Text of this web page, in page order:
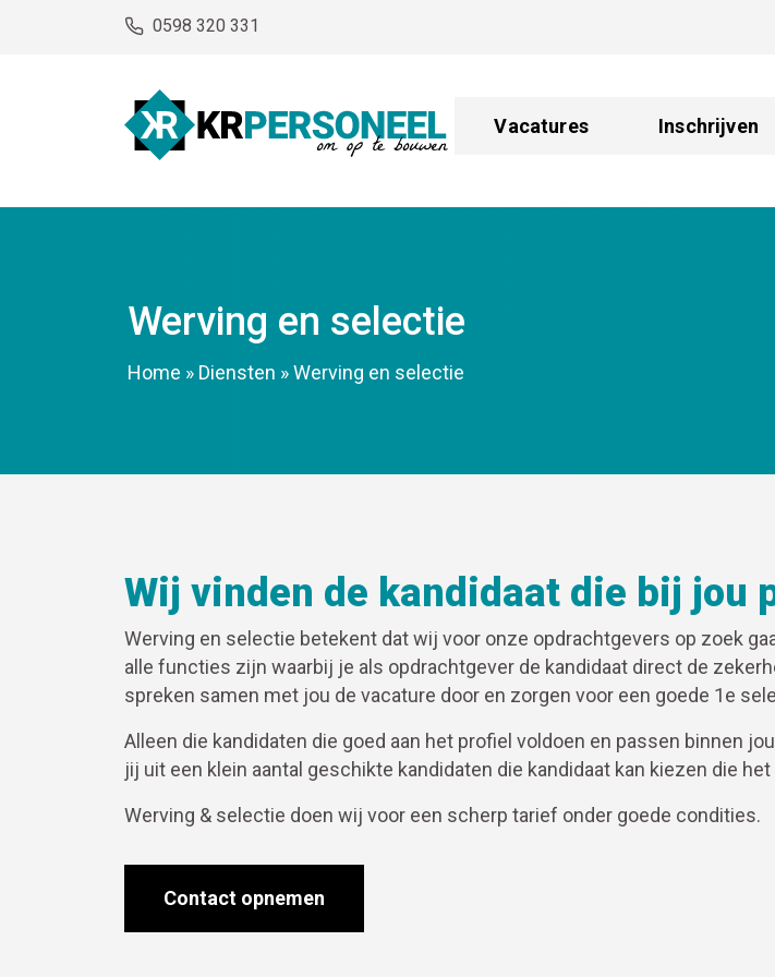
0598 320 331
Vacatures Inschrijven
Werving en selectie
Home » Diensten »Werving en selectie
Wij vinden de kandidaat die bij jou
Werving en selectie betekent dat wij voor onze opdrachtgevers op zoek
alle functies zijn waarbij je als opdrachtgever de kandidaat direct de
spreken samen met jou de vacature door en zorgen voor een goede 1e
Alleen die kandidaten die goed aan het profiel voldoen en passen binnen
jij uit een klein aantal geschikte kandidaten die kandidaat kan kiezen die
Werving & selectie doen wij voor een scherp tarief onder goede condities.
Contact opnemen